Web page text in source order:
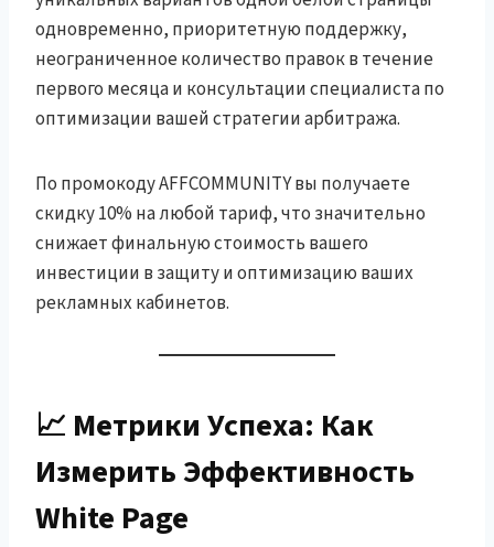
одновременно, приоритетную поддержку,
неограниченное количество правок в течение
первого месяца и консультации специалиста по
оптимизации вашей стратегии арбитража.
По промокоду AFFCOMMUNITY вы получаете
скидку 10% на любой тариф, что значительно
снижает финальную стоимость вашего
инвестиции в защиту и оптимизацию ваших
рекламных кабинетов.
📈 Метрики Успеха: Как
Измерить Эффективность
White Page